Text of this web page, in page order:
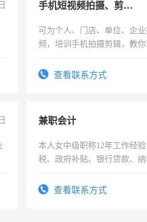
手机短视频拍摄、剪辑、抖音快手
可为个人、门店、单位、企
频，培训手机拍摄剪辑，教
频，培训手机拍摄剪辑，教你
查看联系方式
兼职会计
本人女中级职称12年工作经
税、政府补贴、银行贷款、
务，财务咨询等业务。欲求兼
查看联系方式